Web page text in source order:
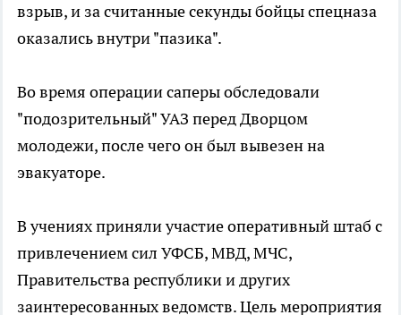
взрыв, и за считанные секунды бойцы спецназа
оказались внутри "пазика".
Во время операции саперы обследовали
"подозрительный" УАЗ перед Дворцом
молодежи, после чего он был вывезен на
эвакуаторе.
В учениях приняли участие оперативный штаб с
привлечением сил УФСБ, МВД, МЧС,
Правительства республики и других
заинтересованных ведомств. Цель мероприятия